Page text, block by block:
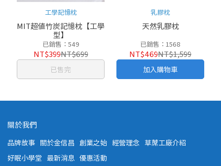
工學記憶枕
MIT超值竹炭記憶枕【工學
型】
已銷售：549
NT$399NT$699
已售完
乳膠枕
天然乳膠枕
已銷售：1568
NT$469NT$1,599
加入購物車
關於我們
品牌故事 關於金信昌 創業之始 經營理念 草蓆工廠介紹
好眠小學堂 最新消息 優惠活動